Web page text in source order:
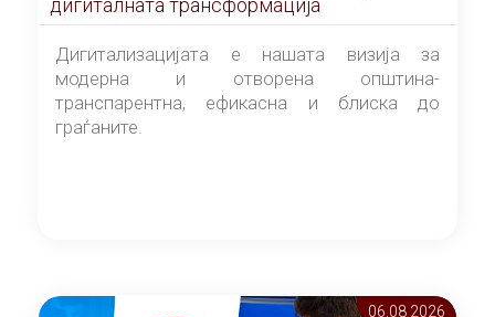
дигиталната трансформација
Дигитализацијата е нашата визија за
модерна и отворена општина-
транспарентна, ефикасна и блиска до
граѓаните.
06.08 2026